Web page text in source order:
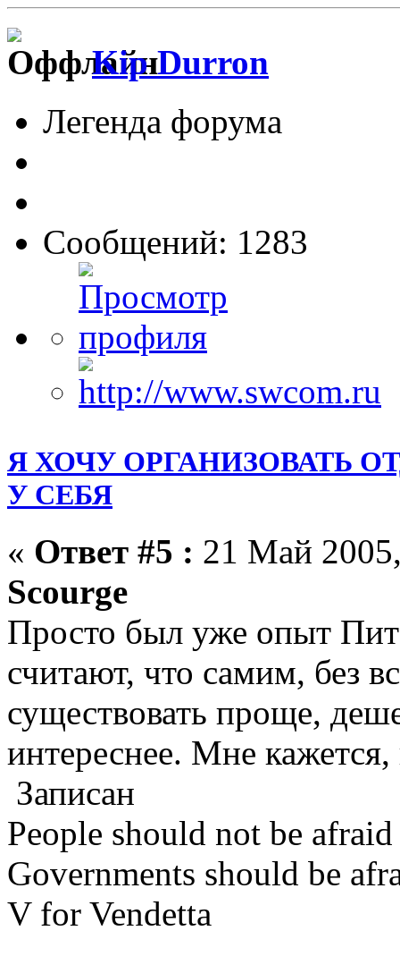
Kip Durron
Легенда форума
Сообщений: 1283
Я ХОЧУ ОРГАНИЗОВАТЬ
У СЕБЯ
« Ответ #5 : 21 Май
Scourge
Просто был уже опыт
считают, что самим, без
существовать проще,
интереснее. Мне
Записан
People should not be
Governments should be
V for Vendetta